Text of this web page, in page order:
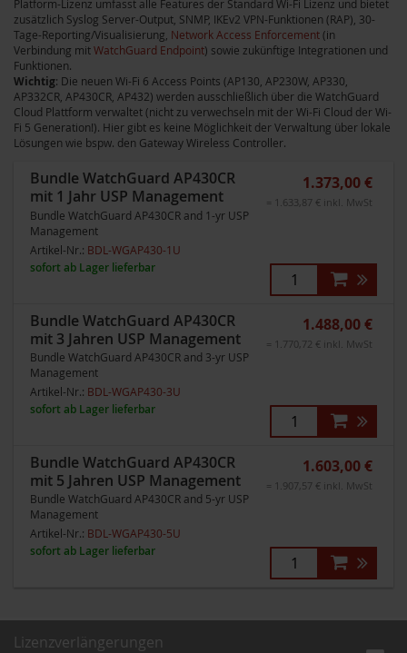
Platform-Lizenz umfasst alle Features der Standard Wi-Fi Lizenz und bietet
zusätzlich Syslog Server-Output, SNMP, IKEv2 VPN-Funktionen (RAP), 30-
Tage-Reporting/Visualisierung, Network Access Enforcement(in
Verbindung mitWatchGuard Endpoint) sowie zukünftige Integrationen und
Funktionen.
Wichtig: Die neuen Wi-Fi 6 Access Points (AP130, AP230W, AP330,
AP332CR, AP430CR, AP432) werden ausschließlich über die WatchGuard
Cloud Plattform verwaltet (nicht zu verwechseln mit der Wi-Fi Cloud der Wi-
Fi 5 Generation!). Hier gibt es keine Möglichkeit der Verwaltung über lokale
Lösungen wie bspw. den Gateway Wireless Controller.
Bundle WatchGuard AP430CR
mit 1 Jahr USP Management
Bundle WatchGuard AP430CR and 1-yr USP
Management
Artikel-Nr.: BDL-WGAP430-1U
sofort ab Lager lieferbar
1.373,00 €
= 1.633,87 € inkl. MwSt
Bundle WatchGuard AP430CR
mit 3 Jahren USP Management
Bundle WatchGuard AP430CR and 3-yr USP
Management
Artikel-Nr.: BDL-WGAP430-3U
sofort ab Lager lieferbar
1.488,00 €
= 1.770,72 € inkl. MwSt
Bundle WatchGuard AP430CR
mit 5 Jahren USP Management
Bundle WatchGuard AP430CR and 5-yr USP
Management
Artikel-Nr.: BDL-WGAP430-5U
sofort ab Lager lieferbar
1.603,00 €
= 1.907,57 € inkl. MwSt
Lizenzverlängerungen